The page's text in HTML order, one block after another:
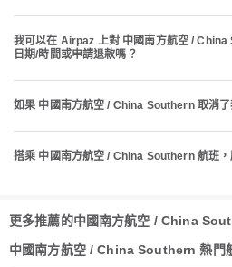
我可以在 Airpaz 上對 中國南方航空 /
日期/時間或申請退款嗎？
如果 中國南方航空 / China Southern 取消了
搭乘 中國南方航空 / China Southern 航班
更多推薦的中國南方航空 / China
中國南方航空 / China Southern 熱門